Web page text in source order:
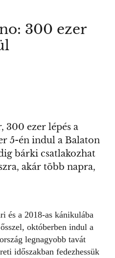
300 ezer
300 ezer lépés a
5-én indul a Balaton
bárki csatlakozhat
akár több napra,
és a 2018-as kánikulába
októberben indul a
legnagyobb tavát
időszakban fedezhessük